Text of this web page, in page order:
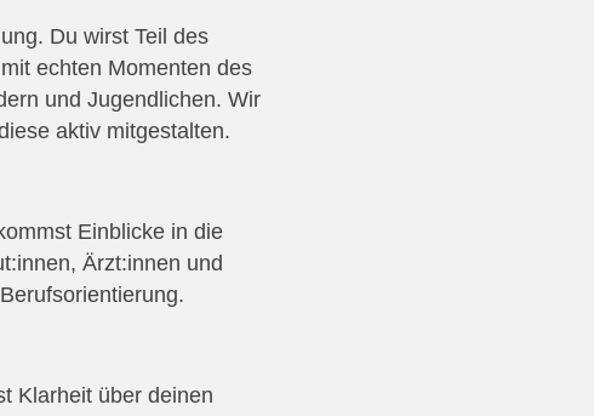
Du wirst Teil des
echten Momenten des
und Jugendlichen. Wir
aktiv mitgestalten.
Einblicke in die
Ärzt:innen und
Klarheit über deinen